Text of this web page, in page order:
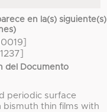
en la(s) siguiente(s)
del Documento
periodic surface
bismuth thin films with